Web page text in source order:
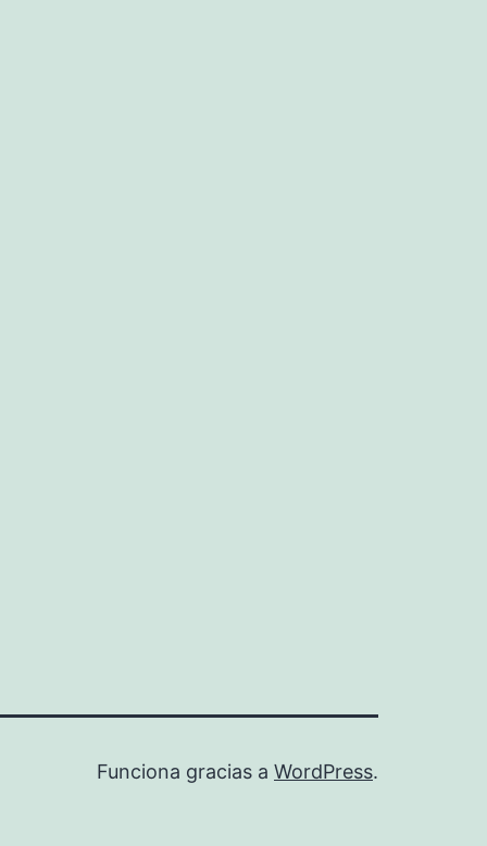
Funciona gracias a WordPress.